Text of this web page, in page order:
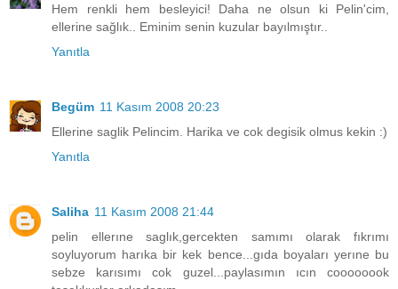
Hem renkli hem besleyici! Daha ne olsun ki Pelin'cim,
ellerine sağlık.. Eminim senin kuzular bayılmıştır..
Yanıtla
Begüm 11 Kasım 2008 20:23
Ellerine saglik Pelincim. Harika ve cok degisik olmus kekin :)
Yanıtla
Saliha 11 Kasım 2008 21:44
pelin ellerıne saglık,gercekten samımı olarak fıkrımı
soyluyorum harıka bir kek bence...gıda boyaları yerıne bu
sebze karısımı cok guzel...paylasımın ıcın coooooook